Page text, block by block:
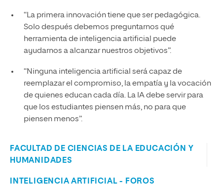
“La primera innovación tiene que ser pedagógica.
Solo después debemos preguntarnos qué
herramienta de inteligencia artificial puede
ayudarnos a alcanzar nuestros objetivos”.
“Ninguna inteligencia artificial será capaz de
reemplazar el compromiso, la empatía y la vocación
de quienes educan cada día. La IA debe servir para
que los estudiantes piensen más, no para que
piensen menos”.
FACULTAD DE CIENCIAS DE LA EDUCACIÓN Y
HUMANIDADES
INTELIGENCIA ARTIFICIAL - FOROS